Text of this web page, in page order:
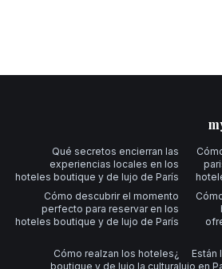
Qué secretos encierran las
experiencias locales en los
hoteles boutique y de lujo de París
Cómo descubrir el momento
perfecto para reservar en los
hoteles boutique y de lujo de París
lujo en
¿Cómo realzan los hoteles
boutique y de lujo la cultura